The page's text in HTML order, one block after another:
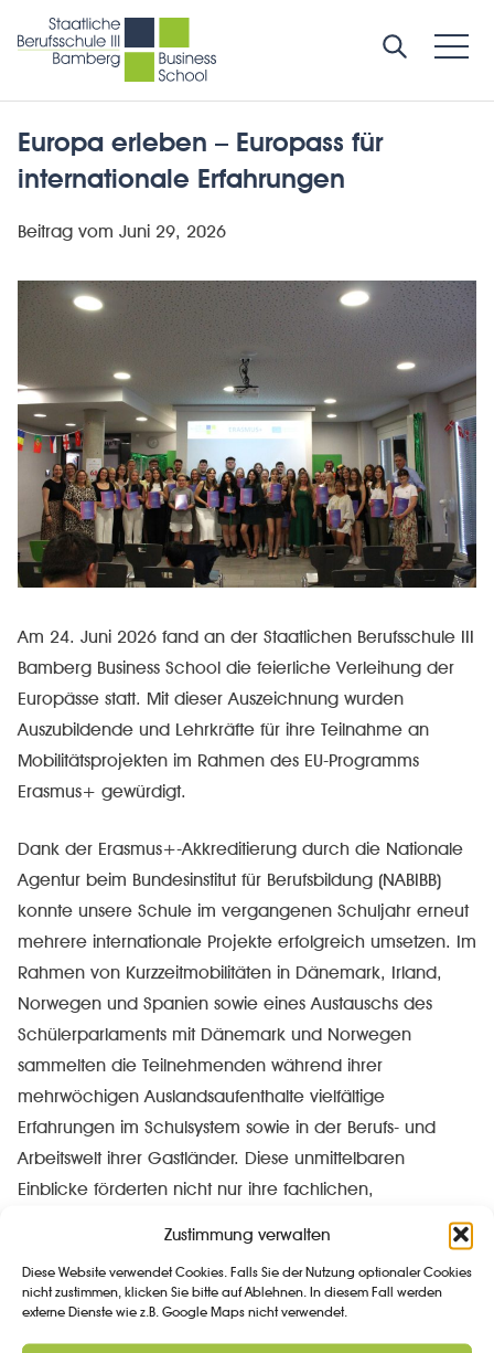
Zustimmung verwalten
Diese Website verwendet Cookies. Falls Sie der Nutzung optionaler Cookies
nicht zustimmen, klicken Sie bitte auf Ablehnen. In diesem Fall werden
externe Dienste wie z.B. Google Maps nicht verwendet.
Europa erleben – Europass für
internationale Erfahrungen
Beitrag vom Juni 29, 2026
Am 24. Juni 2026 fand an der Staatlichen Berufsschule III
Bamberg Business School die feierliche Verleihung der
Europässe statt. Mit dieser Auszeichnung wurden
Auszubildende und Lehrkräfte für ihre Teilnahme an
Mobilitätsprojekten im Rahmen des EU-Programms
Erasmus+ gewürdigt.
Dank der Erasmus+-Akkreditierung durch die Nationale
Agentur beim Bundesinstitut für Berufsbildung (NABIBB)
konnte unsere Schule im vergangenen Schuljahr erneut
mehrere internationale Projekte erfolgreich umsetzen. Im
Rahmen von Kurzzeitmobilitäten in Dänemark, Irland,
Norwegen und Spanien sowie eines Austauschs des
Schülerparlaments mit Dänemark und Norwegen
sammelten die Teilnehmenden während ihrer
mehrwöchigen Auslandsaufenthalte vielfältige
Erfahrungen im Schulsystem sowie in der Berufs- und
Arbeitswelt ihrer Gastländer. Diese unmittelbaren
Einblicke förderten nicht nur ihre fachlichen,
sprachlichen und interkulturellen Kompetenzen, sondern
eröffneten ihnen auch neue Perspektiven für ihren
weiteren Bildungs- und Berufsweg.